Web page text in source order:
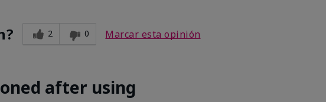
2 0 Marcar esta opinión
after using